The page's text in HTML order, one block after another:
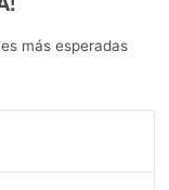
más esperadas